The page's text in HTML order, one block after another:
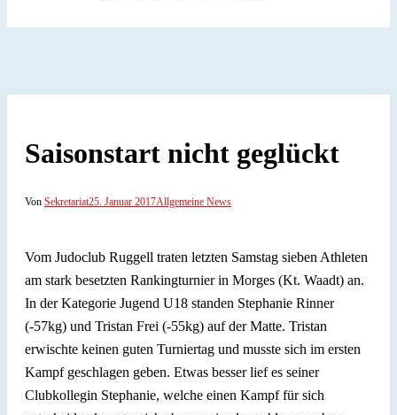
Saisonstart nicht geglückt
Von Sekretariat25. Januar 2017Allgemeine News
Vom Judoclub Ruggell traten letzten Samstag sieben Athleten
am stark besetzten Rankingturnier in Morges (Kt. Waadt) an.
In der Kategorie Jugend U18 standen Stephanie Rinner
(-57kg) und Tristan Frei (-55kg) auf der Matte. Tristan
erwischte keinen guten Turniertag und musste sich im ersten
Kampf geschlagen geben. Etwas besser lief es seiner
Clubkollegin Stephanie, welche einen Kampf für sich